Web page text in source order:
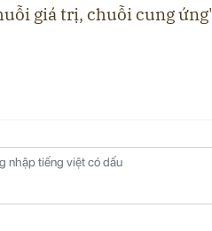
giá trị, chuỗi cung